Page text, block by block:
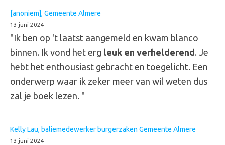
[anoniem], Gemeente Almere
13 juni 2024
"Ik ben op 't laatst aangemeld en kwam blanco
binnen. Ik vond het erg leuk en verhelderend. Je
hebt het enthousiast gebracht en toegelicht. Een
onderwerp waar ik zeker meer van wil weten dus
zal je boek lezen. "
Kelly Lau, baliemedewerker burgerzaken Gemeente Almere
13 juni 2024